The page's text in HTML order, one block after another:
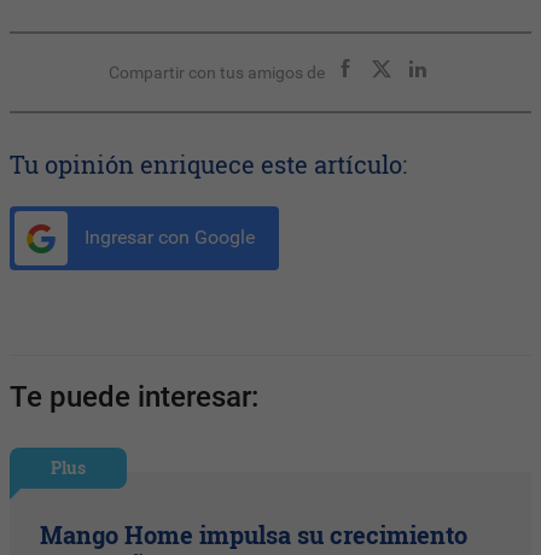
Compartir con tus amigos de
Tu opinión enriquece este artículo:
Ingresar con Google
Te puede interesar:
Plus
Mango Home impulsa su crecimiento